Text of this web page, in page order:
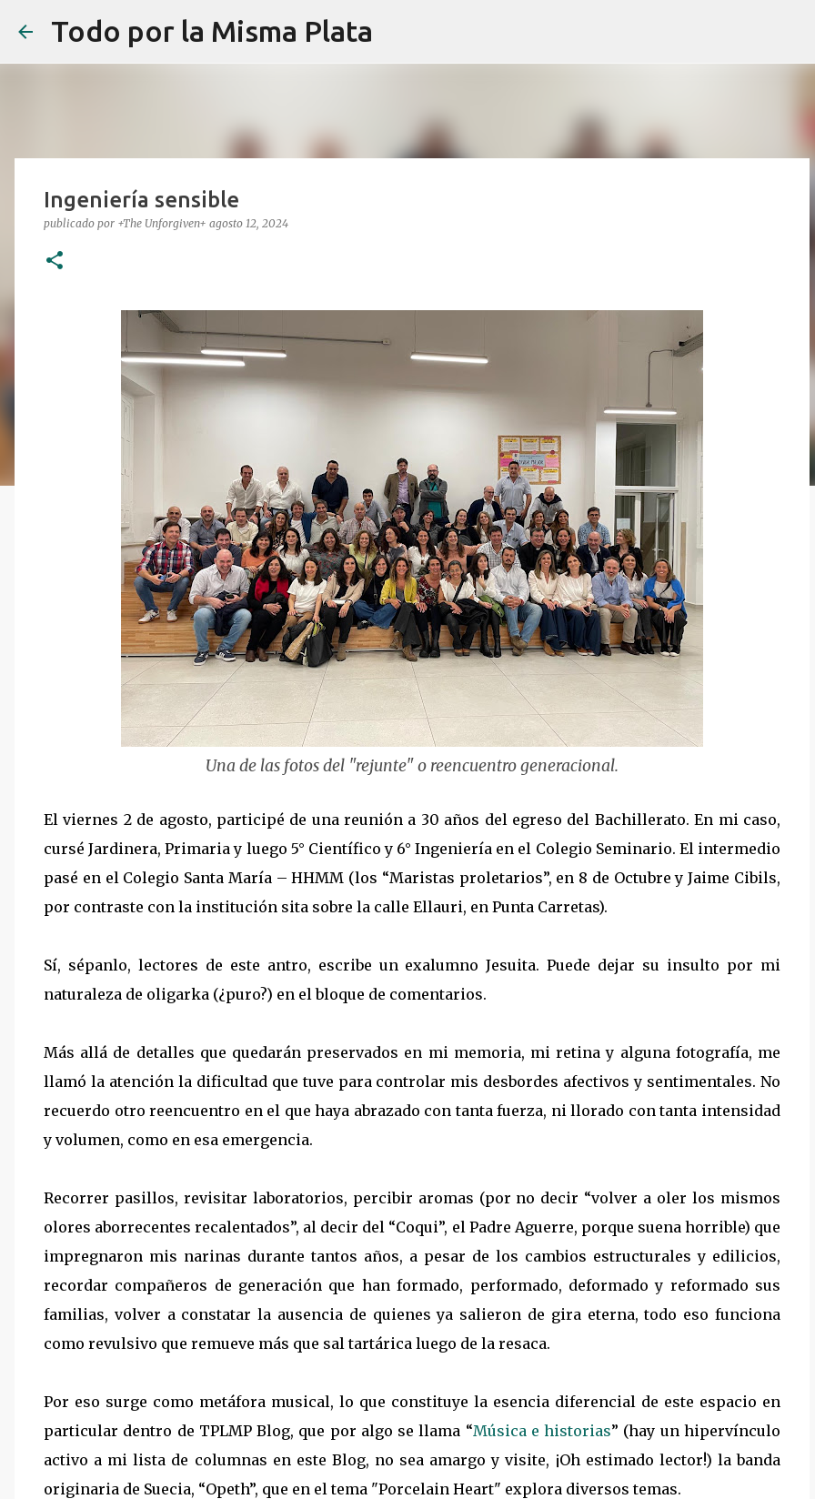
Todo por la Misma Plata
Ingeniería sensible
publicado por +The Unforgiven+ agosto 12, 2024
Una de las fotos del "rejunte" o reencuentro generacional.
El viernes 2 de agosto, participé de una reunión a 30 años del egreso del Bachillerato. En mi caso,
cursé Jardinera, Primaria y luego 5° Científico y 6° Ingeniería en el Colegio Seminario. El intermedio
pasé en el Colegio Santa María – HHMM (los “Maristas proletarios”, en 8 de Octubre y Jaime Cibils,
por contraste con la institución sita sobre la calle Ellauri, en Punta Carretas).
Sí, sépanlo, lectores de este antro, escribe un exalumno Jesuita. Puede dejar su insulto por mi
naturaleza de oligarka (¿puro?) en el bloque de comentarios.
Más allá de detalles que quedarán preservados en mi memoria, mi retina y alguna fotografía, me
llamó la atención la dificultad que tuve para controlar mis desbordes afectivos y sentimentales. No
recuerdo otro reencuentro en el que haya abrazado con tanta fuerza, ni llorado con tanta intensidad
y volumen, como en esa emergencia.
Recorrer pasillos, revisitar laboratorios, percibir aromas (por no decir “volver a oler los mismos
olores aborrecentes recalentados”, al decir del “Coqui”, el Padre Aguerre, porque suena horrible) que
impregnaron mis narinas durante tantos años, a pesar de los cambios estructurales y edilicios,
recordar compañeros de generación que han formado, performado, deformado y reformado sus
familias, volver a constatar la ausencia de quienes ya salieron de gira eterna, todo eso funciona
como revulsivo que remueve más que sal tartárica luego de la resaca.
Por eso surge como metáfora musical, lo que constituye la esencia diferencial de este espacio en
particular dentro de TPLMP Blog, que por algo se llama “Música e historias” (hay un hipervínculo
activo a mi lista de columnas en este Blog, no sea amargo y visite, ¡Oh estimado lector!) la banda
originaria de Suecia, “Opeth”, que en el tema "Porcelain Heart" explora diversos temas.